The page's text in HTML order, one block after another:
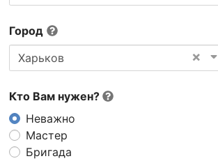
Город
×
Харьков
Кто Вам нужен?
Неважно
Мастер
Бригада